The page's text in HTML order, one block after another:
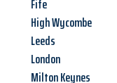
Fife
High Wycombe
Leeds
London
Milton Keynes